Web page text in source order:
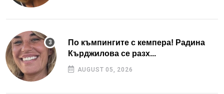
По къмпингите с кемпера! Радина
Кърджилова се разх...
AUGUST 05, 2026